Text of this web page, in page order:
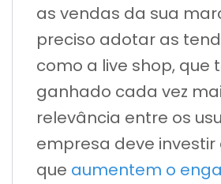
as vendas da sua
preciso adotar as
como a live shop, que
ganhado cada vez
relevância entre os
empresa deve
que aumentem o